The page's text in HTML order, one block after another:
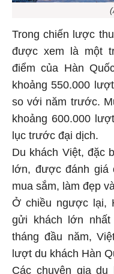
Trong chiến lược
được xem là một
điểm của Hàn
khoảng 550.000
so với năm trước.
khoảng 600.000
lục trước đại dịch.
Du khách Việt, đặc
lớn, được đánh giá
mua sắm, làm đẹp
Ở chiều ngược lại,
gửi khách lớn
tháng đầu năm,
lượt du khách Hàn